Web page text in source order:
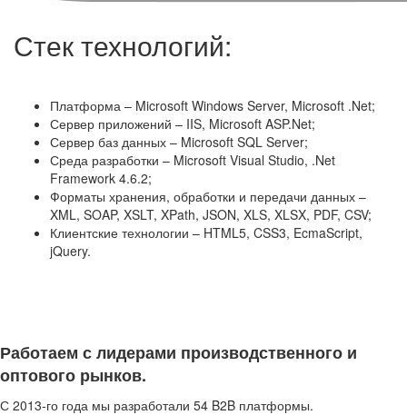
Стек технологий:
Платформа – Microsoft Windows Server, Microsoft .Net;
Сервер приложений – IIS, Microsoft ASP.Net;
Сервер баз данных – Microsoft SQL Server;
Среда разработки – Microsoft Visual Studio, .Net
Framework 4.6.2;
Форматы хранения, обработки и передачи данных –
XML, SOAP, XSLT, XPath, JSON, XLS, XLSX, PDF, CSV;
Клиентские технологии – HTML5, CSS3, EcmaScript,
jQuery.
Работаем с лидерами производственного и
оптового рынков.
С 2013-го года мы разработали 54 B2B платформы.